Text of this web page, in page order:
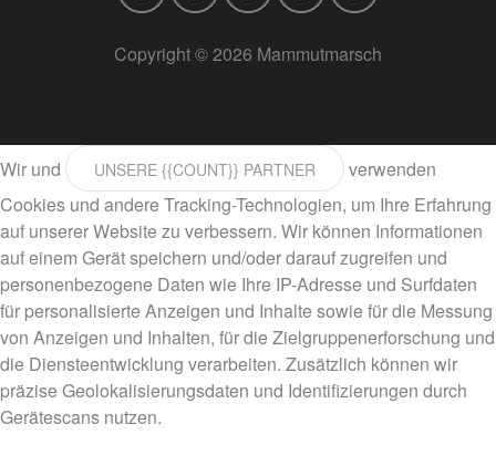
Copyright © 2026 Mammutmarsch
Wir und UNSERE {{COUNT}} PARTNER
verwenden
Cookies und andere Tracking-Technologien, um Ihre Erfahrung
auf unserer Website zu verbessern. Wir können Informationen
auf einem Gerät speichern und/oder darauf zugreifen und
personenbezogene Daten wie Ihre IP-Adresse und Surfdaten
für personalisierte Anzeigen und Inhalte sowie für die Messung
von Anzeigen und Inhalten, für die Zielgruppenerforschung und
die Diensteentwicklung verarbeiten. Zusätzlich können wir
präzise Geolokalisierungsdaten und Identifizierungen durch
Gerätescans nutzen.